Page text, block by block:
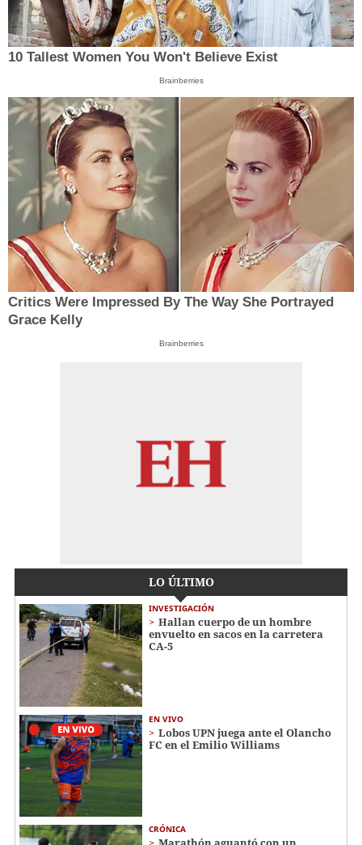
10 Tallest Women You Won't Believe Exist
Brainberries
Critics Were Impressed By The Way She Portrayed
Grace Kelly
Brainberries
LO ÚLTIMO
INVESTIGACIÓN
Hallan cuerpo de un hombre
envuelto en sacos en la carretera
CA-5
EN VIVO
Lobos UPN juega ante el Olancho
FC en el Emilio Williams
CRÓNICA